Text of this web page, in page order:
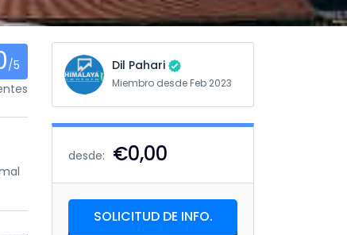
/5
Dil Pahari
Miembro desde Feb 2023
desde: €0,00
SOLICITUD DE INFO.